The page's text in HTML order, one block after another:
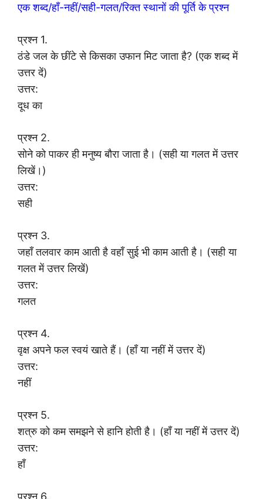
एक शब्द/हाँ-नहीं/सही-गलत/रिक्त स्थानों की पूर्ति के प्रश्न
प्रश्न 1.
ठंडे जल के छींटे से किसका उफान मिट जाता है? (एक शब्द में
उत्तर दें)
उत्तर:
दूध का
प्रश्न 2.
सोने को पाकर ही मनुष्य बौरा जाता है। (सही या गलत में उत्तर
लिखें।)
उत्तर:
सही
प्रश्न 3.
जहाँ तलवार काम आती है वहाँ सुई भी काम आती है। (सही या
गलत में उत्तर लिखें)
उत्तर:
गलत
प्रश्न 4.
वृक्ष अपने फल स्वयं खाते हैं। (हाँ या नहीं में उत्तर दें)
उत्तर:
नहीं
प्रश्न 5.
शत्रु को कम समझने से हानि होती है। (हाँ या नहीं में उत्तर दें)
उत्तर:
हाँ
प्रश्न 6.